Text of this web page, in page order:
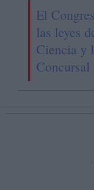
El
las leyes
Ciencia y
Concursal